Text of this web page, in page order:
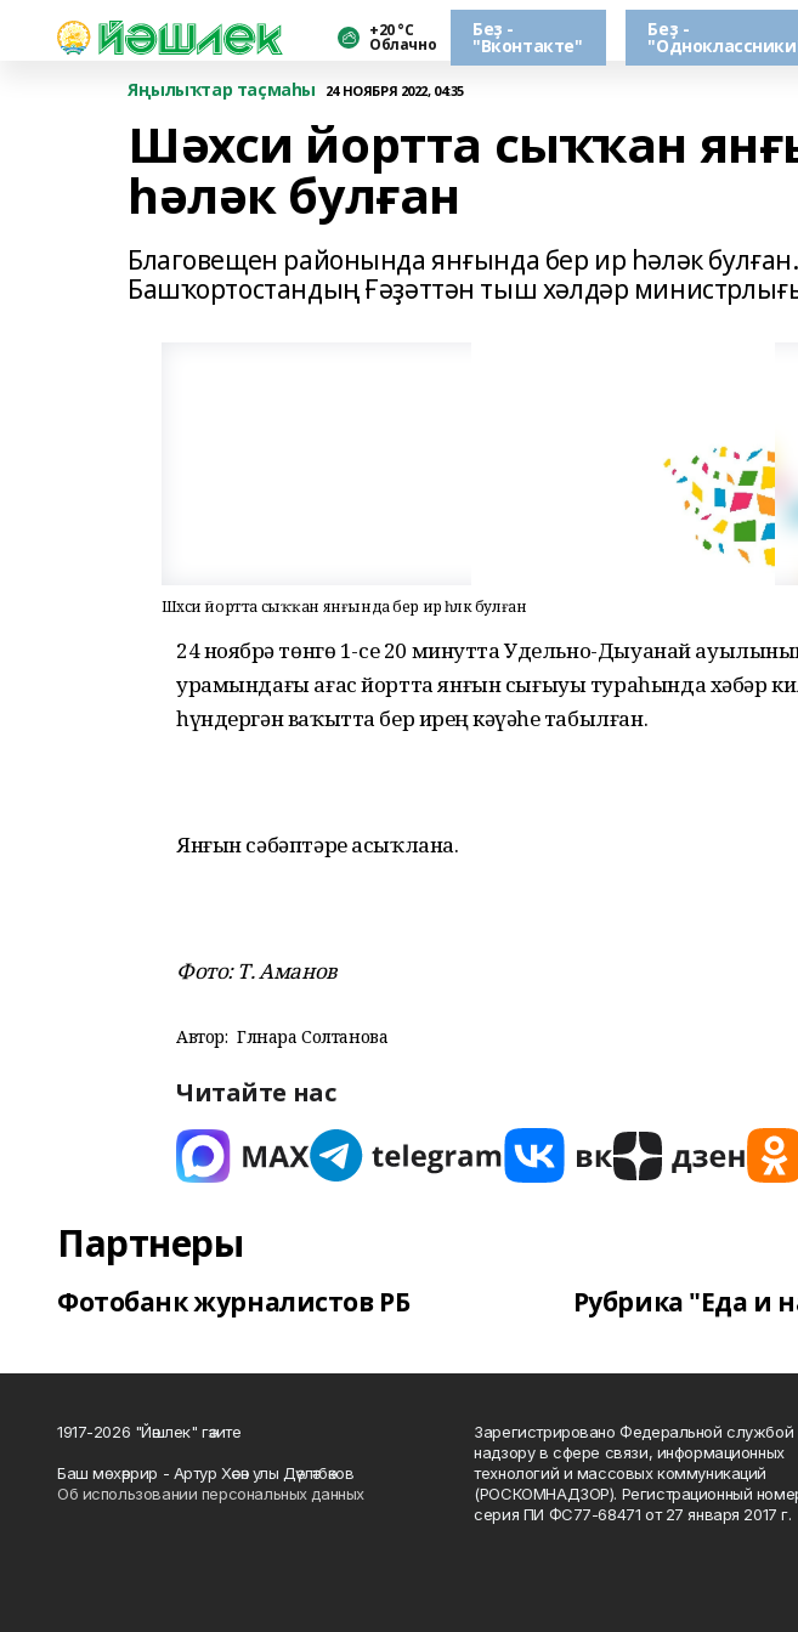
+20 °С
Облачно
Беҙ -
"Вконтакте"
Беҙ -
Яңылыҡтар таҫмаһы
24 НОЯБРЯ 2022, 04:35
Шәхси йортта сыҡҡан
һәләк булған
Благовещен районында янғында бер ир һәләк
Башҡортостандың Ғәҙәттән тыш хәлдәр
Шәхси йортта сыҡҡан янғында бер ир һәләк булған
24 ноябрҙә төнгө 1-се 20 минутта Удельно-Дыуанай
урамындағы ағас йортта янғын сығыуы тураһында хәбәр
һүндергән ваҡытта бер ирҙең кәүҙәһе табылған.
Янғын сәбәптәре асыҡлана.
Фото: Т. Аманов
Автор: Гөлнара Солтанова
Читайте нас
Партнеры
Фотобанк журналистов РБ Рубрика "Еда и
1917-2026 "Йәшлек" гәзите
Баш мөхәррир - Артур Хәсән улы Дәүләтбәков
Об использовании персональных данных
Зарегистрировано Федеральной службой
надзору в сфере связи, информационных
технологий и массовых коммуникаций
(РОСКОМНАДЗОР). Регистрационный
серия ПИ ФС77-68471 от 27 января 2017 г.